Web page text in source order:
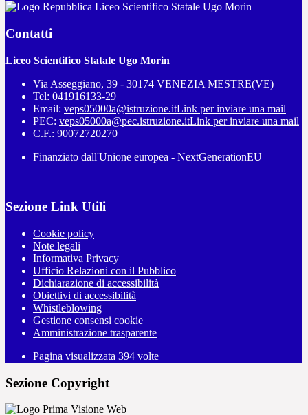
Liceo Scientifico Statale Ugo Morin
Contatti
Liceo Scientifico Statale Ugo Morin
Via Asseggiano, 39 - 30174 VENEZIA MESTRE(VE)
Tel: 041916133-29
Email: veps05000a@istruzione.itLink per inviare una mail
PEC: veps05000a@pec.istruzione.itLink per inviare una mail
C.F.: 90072720270
Finanziato dall'Unione europea - NextGenerationEU
Sezione Link Utili
Cookie policy
Note legali
Informativa Privacy
Ufficio Relazioni con il Pubblico
Dichiarazione di accessibilità
Obiettivi di accessibilità
Whistleblowing
Gestione consensi cookie
Amministrazione trasparente
Pagina visualizzata 394 volte
Sezione Copyright